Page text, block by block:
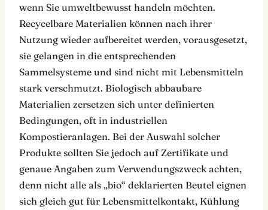
wenn Sie umweltbewusst handeln möchten.
Recycelbare Materialien können nach ihrer
Nutzung wieder aufbereitet werden, vorausgesetzt,
sie gelangen in die entsprechenden
Sammelsysteme und sind nicht mit Lebensmitteln
stark verschmutzt. Biologisch abbaubare
Materialien zersetzen sich unter definierten
Bedingungen, oft in industriellen
Kompostieranlagen. Bei der Auswahl solcher
Produkte sollten Sie jedoch auf Zertifikate und
genaue Angaben zum Verwendungszweck achten,
denn nicht alle als „bio“ deklarierten Beutel eignen
sich gleich gut für Lebensmittelkontakt, Kühlung